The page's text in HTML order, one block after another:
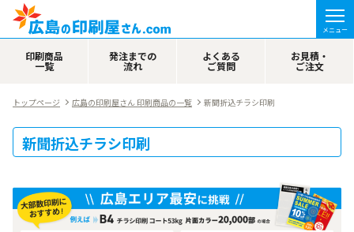
印刷商品
一覧
発注までの
流れ
よくある
ご質問
お見積・
ご注文
トップページ 広島の印刷屋さん 印刷商品の一覧 新聞折込チラシ印刷
新聞折込チラシ印刷
メニュー